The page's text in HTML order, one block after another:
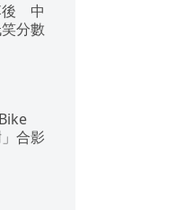
後 中
分數
合影